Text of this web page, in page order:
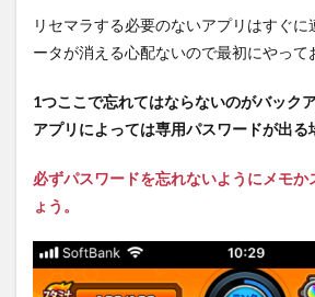
リセマラする必要のないアプリはすぐ
ータが消える心配ないので最初にやって
1つここで忘れてはならないのがバック
アプリによっては専用パスワードが出る
必ずパスワードを忘れないようにメモか
ょう。